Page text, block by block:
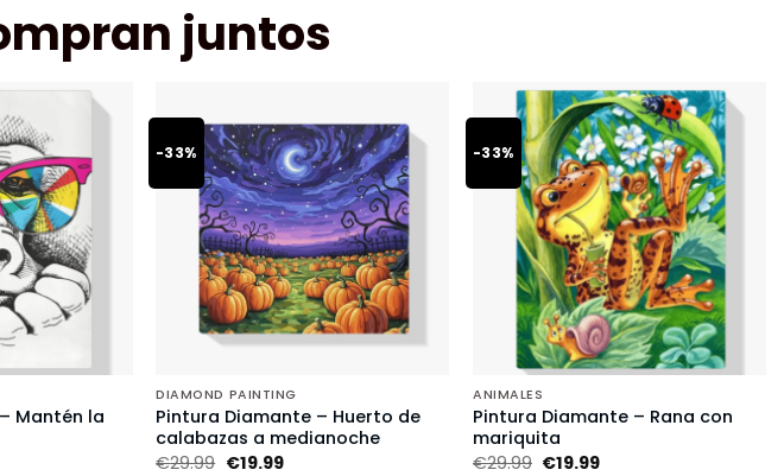
juntos
Mantén la
-33%
DIAMOND PAINTING
Pintura Diamante – Huerto de
calabazas a medianoche
€29.99 €19.99
-33%
ANIMALES
Pintura Diamante – Rana con
mariquita
€29.99 €19.99